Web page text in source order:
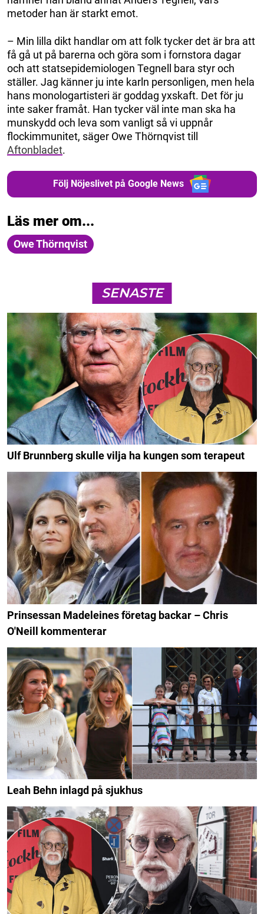
metoder han är starkt emot.
– Min lilla dikt handlar om att folk tycker det är bra att
få gå ut på barerna och göra som i fornstora dagar
och att statsepidemiologen Tegnell bara styr och
ställer. Jag känner ju inte karln personligen, men hela
hans monologartisteri är goddag yxskaft. Det för ju
inte saker framåt. Han tycker väl inte man ska ha
munskydd och leva som vanligt så vi uppnår
flockimmunitet, säger Owe Thörnqvist till
Aftonbladet.
Följ Nöjeslivet på Google News
Läs mer om...
Owe Thörnqvist
SENASTE
Ulf Brunnberg skulle vilja ha kungen som terapeut
Prinsessan Madeleines företag backar – Chris
O'Neill kommenterar
Leah Behn inlagd på sjukhus